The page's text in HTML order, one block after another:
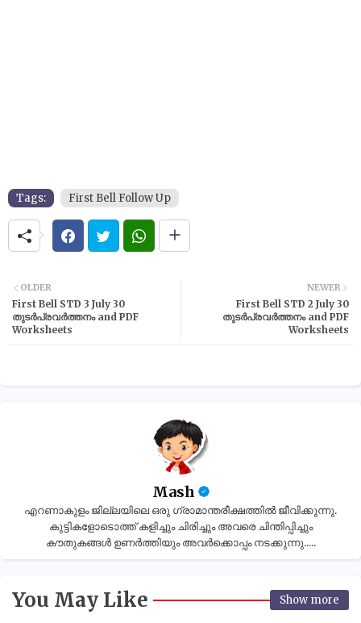
Tags: First Bell Follow Up
NEWER
First Bell STD 2 July 30
തുടർപ്രവർത്തനം and PDF
Worksheets
OLDER
First Bell STD 3 July 30
തുടർപ്രവർത്തനം and PDF
Worksheets
Mash
എറണാകുളം ജില്ലയിലെ ഒരു ഗ്രാമാന്തരീക്ഷത്തിൽ ജീവിക്കുന്നു.
കുട്ടികളോടൊത്ത് കളിച്ചും ചിരിച്ചും അവരെ ചിന്തിപ്പിച്ചും
കൗതുകങ്ങൾ ഉണർത്തിയും അവർക്കൊപ്പം നടക്കുന്നു.....
You May Like Show more